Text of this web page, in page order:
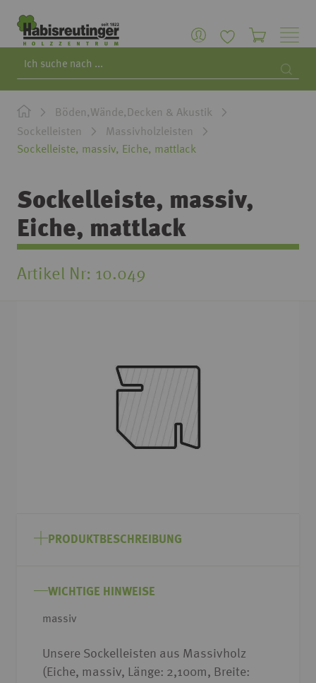
Böden,Wände,Decken & Akustik
Sockelleisten
Massivholzleisten
Sockelleiste, massiv, Eiche, mattlack
Sockelleiste, massiv,
Eiche, mattlack
Artikel Nr 10.049
Anfang
springen
PRODUKTBESCHREIBUNG
WICHTIGE HINWEISE
massiv
Unsere Sockelleisten aus Massivholz
(Eiche, massiv, Länge: 2,100m, Breite: